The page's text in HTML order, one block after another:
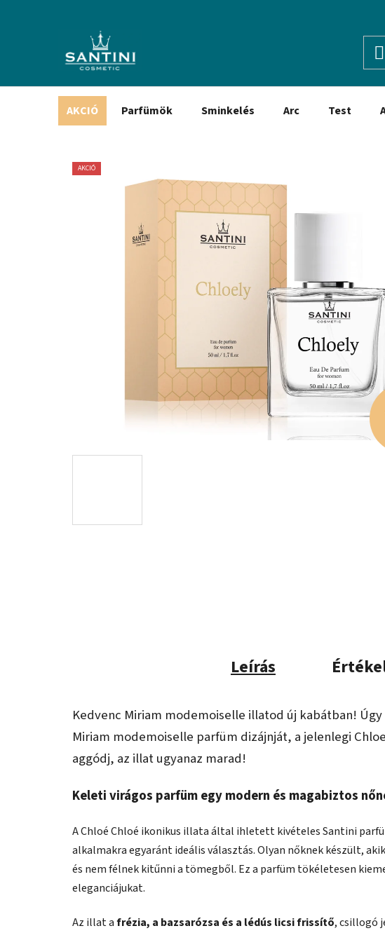
AKCIÓ Parfümök Sminkelés Arc Test
AKCIÓ
Leírás
Kedvenc Miriam modemoiselle illatod új kabátban!
Miriam modemoiselle parfüm dizájnját, a jelenlegi
aggódj, az illat ugyanaz marad!
Keleti virágos parfüm egy modern és magabiztos
A Chloé Chloé ikonikus illata által ihletett kivételes Santini
alkalmakra egyaránt ideális választás. Olyan nőknek készült,
és nem félnek kitűnni a tömegből. Ez a parfüm tökéletesen
eleganciájukat.
Az illat afrézia, a bazsarózsa és a lédús licsi frissítő, csillogó